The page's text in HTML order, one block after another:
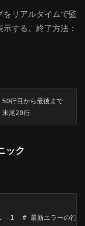
をリアルタイムで監
する。終了方法：
から最後まで
20行
ック
# 最新エラーの行番